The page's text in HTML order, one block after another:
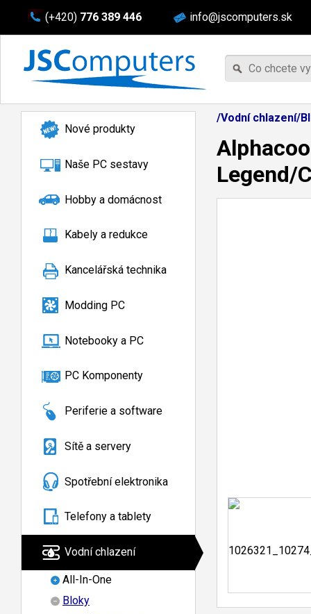
(+420) 776 389 446 info@jscomputers.sk
Nové produkty
Naše PC sestavy
Hobby a domácnost
Kabely a redukce
Kancelářská technika
Modding PC
Notebooky a PC
PC Komponenty
Periferie a software
Sítě a servery
Spotřební elektronika
Telefony a tablety
Vodní chlazení
All-In-One
Bloky
/Vodní chlazení/
Legend/